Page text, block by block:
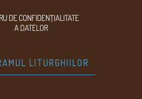
DE CONFIDENŢIALITATE
A DATELOR
LITURGHIILOR